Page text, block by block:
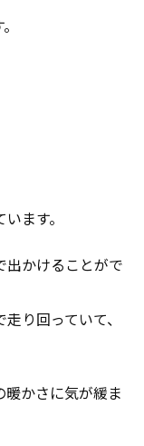
ます。
出かけることがで
り回っていて、
かさに気が緩ま